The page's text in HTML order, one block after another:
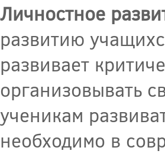
Личностное
развитию
развивает
организовывать
ученикам
необходимо в